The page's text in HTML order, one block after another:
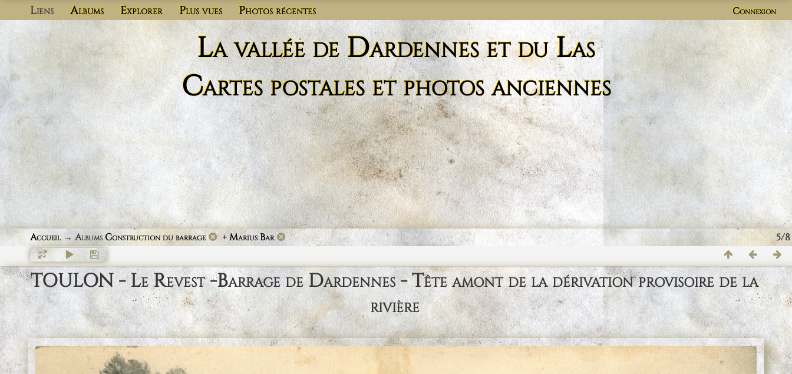
Liens Albums Explorer Plus vues Photos récentes Connexion
La vallée de Dardennes et du Las
Cartes postales et photos anciennes
5/8
Accueil→ AlbumsConstruction du barrage +Marius Bar
TOULON - Le Revest -Barrage de Dardennes - Tête amont de la dérivation provisoire de la
rivière